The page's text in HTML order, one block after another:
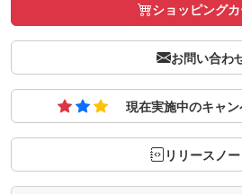
ショッピング
お問い合わ
現在実施中のキャ
リリースノー